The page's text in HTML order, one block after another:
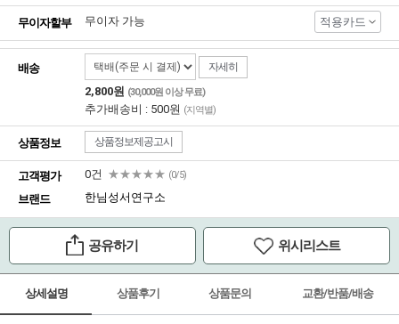
무이자할부 무이자 가능 적용카드
배송 자세히
2,800원 (30,000원 이상 무료)
추가배송비 : 500원 (지역별)
상품정보 상품정보제공고시
고객평가 0건 ★★★★★ (0/5)
브랜드 한님성서연구소
공유하기 위시리스트
상세설명 상품후기 상품문의 교환/반품/배송